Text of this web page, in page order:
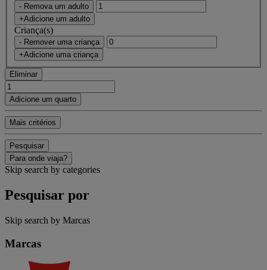
- Remova um adulto
+Adicione um adulto
Criança(s)
- Remover uma criança
+Adicione uma criança
Eliminar
Adicione um quarto
Mais critérios
Pesquisar
Para onde viaja?
Skip search by categories
Pesquisar por
Skip search by Marcas
Marcas